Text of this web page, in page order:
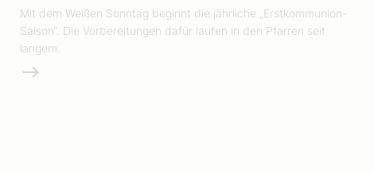
Mit dem Weißen Sonntag beginnt die jährliche „Erstkommunion-
Saison“. Die Vorbereitungen dafür laufen in den Pfarren seit
langem.
Weiterlesen